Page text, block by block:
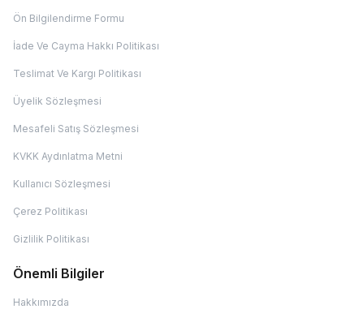
Ön Bilgilendirme Formu
İade Ve Cayma Hakkı Politikası
Teslimat Ve Kargı Politikası
Üyelik Sözleşmesi
Mesafeli Satış Sözleşmesi
KVKK Aydınlatma Metni
Kullanıcı Sözleşmesi
Çerez Politikası
Gizlilik Politikası
Önemli Bilgiler
Hakkımızda